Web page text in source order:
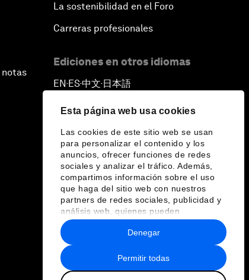
Esta página web usa cookies
Las cookies de este sitio web se usan
para personalizar el contenido y los
anuncios, ofrecer funciones de redes
sociales y analizar el tráfico. Además,
compartimos información sobre el uso
que haga del sitio web con nuestros
partners de redes sociales, publicidad y
análisis web, quienes pueden
combinarla con otra información que les
haya proporcionado o que hayan
recopilado a partir del uso que haya
hecho de sus servicios.
Permitir todas
Denegar
notas
La sostenibilidad en el Foro
Carreras profesionales
Ediciones en otros idiomas
EN ▪ ES▪中文▪ 日本語